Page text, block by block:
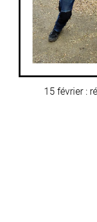
15 février :